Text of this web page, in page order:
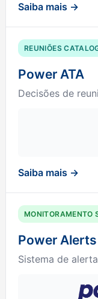
Saiba mais →
REUNIÕES
Power ATA
Decisões de
Saiba mais →
MONITORAMENTO
Power Alerts
Sistema de